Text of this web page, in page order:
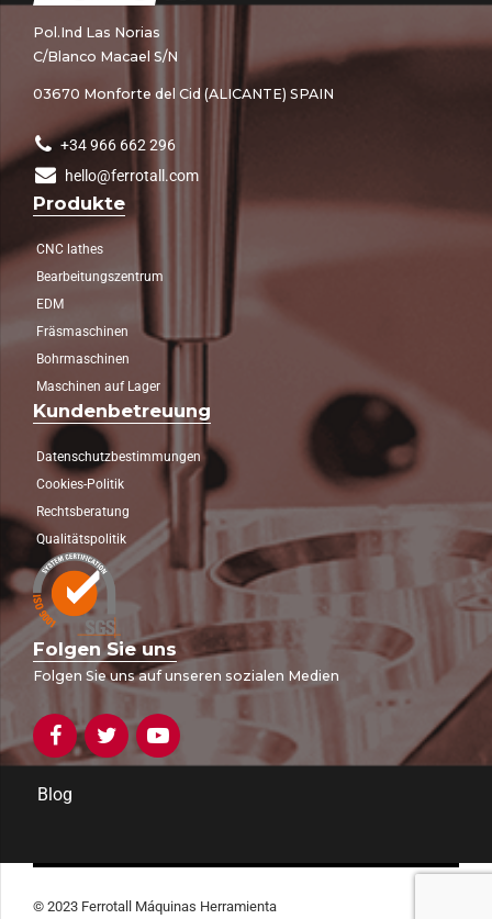
Pol.Ind Las Norias
C/Blanco Macael S/N
03670 Monforte del Cid (ALICANTE) SPAIN
+34 966 662 296
hello@ferrotall.com
Produkte
CNC lathes
Bearbeitungszentrum
EDM
Fräsmaschinen
Bohrmaschinen
Maschinen auf Lager
Kundenbetreuung
Datenschutzbestimmungen
Cookies-Politik
Rechtsberatung
Qualitätspolitik
Folgen Sie uns
Folgen Sie uns auf unseren sozialen Medien
Blog
© 2023 Ferrotall Máquinas Herramienta